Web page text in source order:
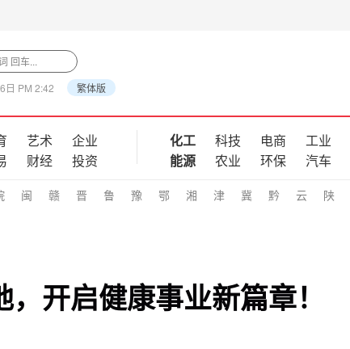
日 PM 2:42 繁体版
艺术
企业
财经 投资
化工 科技 电商
工业
能源
农业 环保 汽车
闽 赣 晋 鲁 豫 鄂 湘 津 冀 黔 云 陕
开启健康事业新篇章！